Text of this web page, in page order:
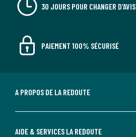
30 JOURS POUR CHANGER D'AVIS
PAIEMENT 100% SÉCURISÉ
A PROPOS DE LA REDOUTE
AIDE & SERVICES LA REDOUTE